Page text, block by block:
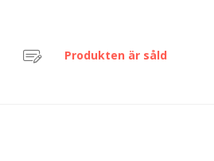
Produkten är såld